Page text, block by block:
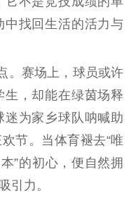
品牌栏目
文化传承
文化产业
中找回生活的活力与
赛场上，球员或许
生，却能在绿茵场释
迷为家乡球队呐喊助
节。当体育褪去“唯
”的初心，便自然拥
引力。